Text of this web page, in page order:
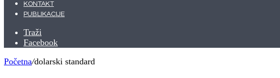
KONTAKT
PUBLIKACIJE
Traži
Facebook
Početna/dolarski standard